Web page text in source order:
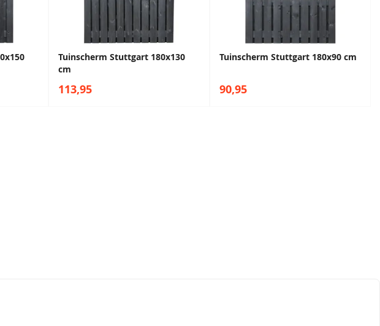
Tuinscherm Stuttgart 180x130
cm
113,95
Tuinscherm Stuttgart 180x90 cm
90,95